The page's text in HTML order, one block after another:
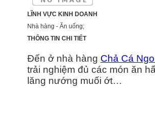
LĨNH VỰC KINH DOANH
Nhà hàng - Ăn uống;
THÔNG TIN CHI TIẾT
Đến ở nhà hàng Chả Cá
trải nghiệm đủ các món ăn
lăng nướng muối ớt…